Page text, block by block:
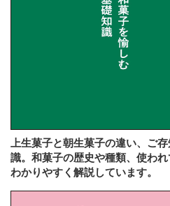
上生菓子と朝生菓子の違い、ご
識。和菓子の歴史や種類、使わ
わかりやすく解説しています。